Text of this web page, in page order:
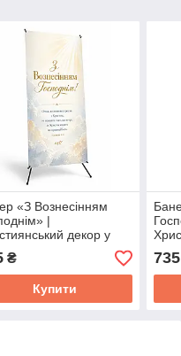
«З Вознесінням
|
декор у
на свято
фотозона - 2
₴
Купити
735